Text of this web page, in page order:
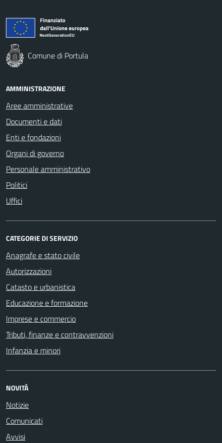
Comune di Portula
AMMINISTRAZIONE
Aree amministrative
Documenti e dati
Enti e fondazioni
Organi di governo
Personale amministrativo
Politici
Uffici
CATEGORIE DI SERVIZIO
Anagrafe e stato civile
Autorizzazioni
Catasto e urbanistica
Educazione e formazione
Imprese e commercio
Tributi, finanze e contravvenzioni
Infanzia e minori
NOVITÀ
Notizie
Comunicati
Avvisi